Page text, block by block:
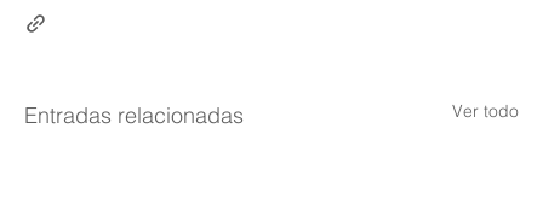
Entradas relacionadas Ver todo